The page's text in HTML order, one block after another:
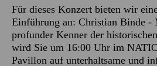
Für dieses Konzert bieten wir
Einführung an: Christian Binde -
profunder Kenner der
wird Sie um 16:00 Uhr im
Pavillon auf unterhaltsame und